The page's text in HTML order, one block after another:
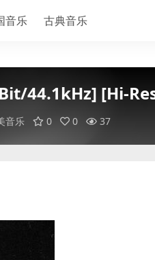
音乐 古典音乐
44.1kHz] [Hi-
音乐 0 0 37